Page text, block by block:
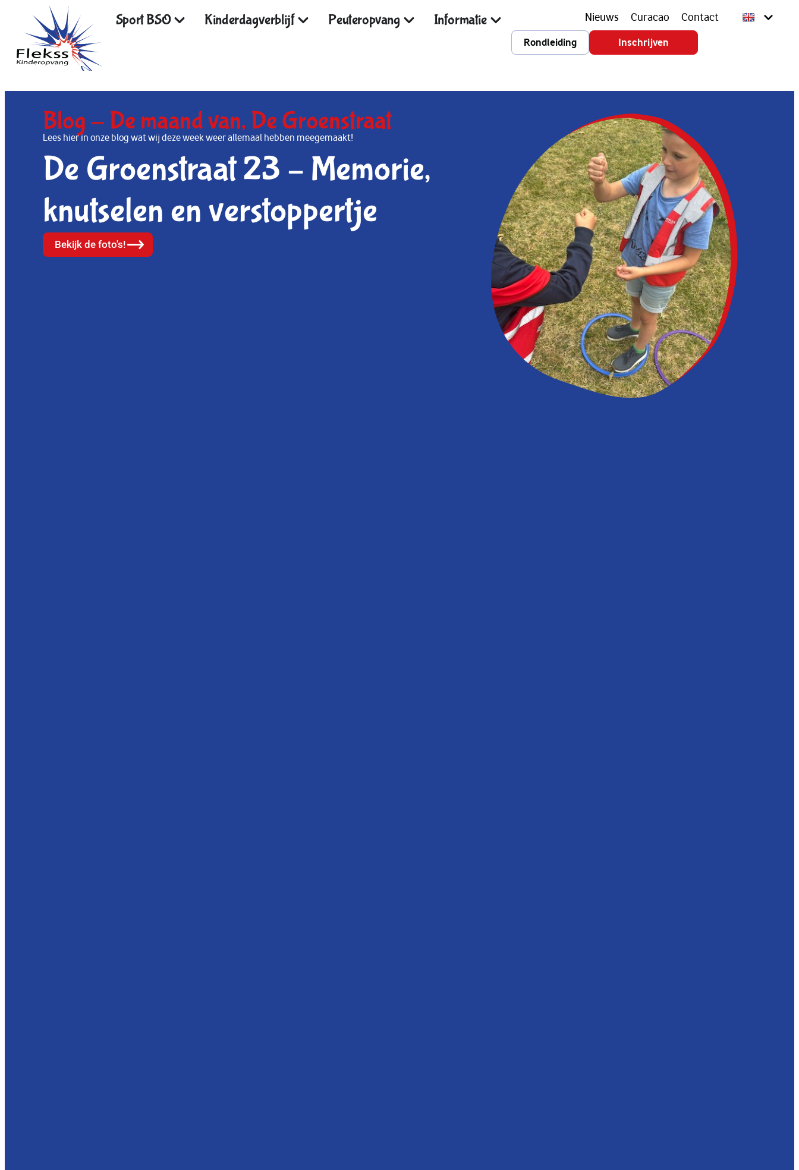
Sport BSO Kinderdagverblijf Peuteropvang Informatie Nieuws Curacao Contact
Rondleiding Inschrijven
Blog - De maand van, De Groenstraat
Lees hier in onze blog wat wij deze week weer allemaal hebben meegemaakt!
De Groenstraat 23 – Memorie,
knutselen en verstoppertje
Bekijk de foto's!